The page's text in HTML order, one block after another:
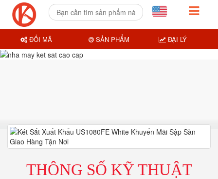
THÔNG SỐ KỸ THUẬT
ĐỔI MÃ SẢN PHẨM ĐẠI LÝ